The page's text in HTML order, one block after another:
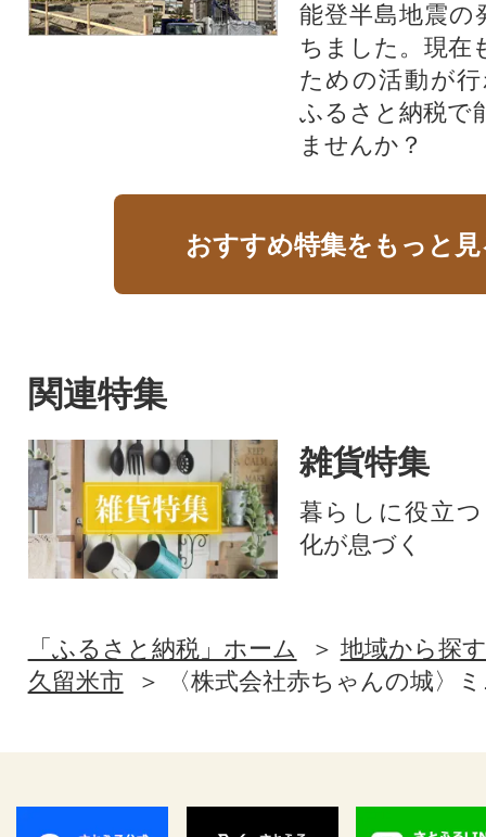
能登半島地震の
ちました。現在
ための活動が
ふるさと納税で
ませんか？
おすすめ特集をもっと
関連特集
雑貨特集
暮らしに役立
化が息づく
「ふるさと納税」ホーム
地域から探す
久留米市
〈株式会社赤ちゃんの城〉